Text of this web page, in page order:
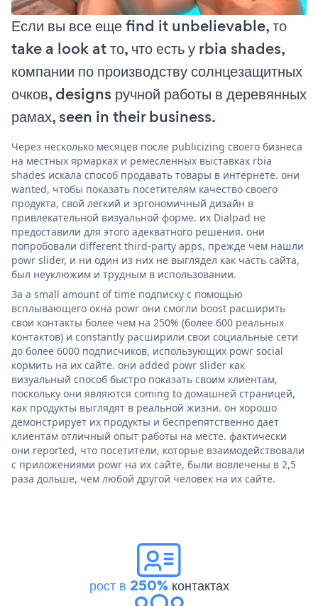
Если вы все еще find it unbelievable, то
take a look at то, что есть у rbia shades,
компании по производству солнцезащитных
очков, designs ручной работы в деревянных
рамах, seen in their business.
Через несколько месяцев после publicizing своего бизнеса
на местных ярмарках и ремесленных выставках rbia
shades искала способ продавать товары в интернете. они
wanted, чтобы показать посетителям качество своего
продукта, свой легкий и эргономичный дизайн в
привлекательной визуальной форме. их Dialpad не
предоставили для этого адекватного решения. они
попробовали different third-party apps, прежде чем нашли
powr slider, и ни один из них не выглядел как часть сайта,
был неуклюжим и трудным в использовании.
За a small amount of time подписку с помощью
всплывающего окна powr они смогли boost расширить
свои контакты более чем на 250% (более 600 реальных
контактов) и constantly расширили свои социальные сети
до более 6000 подписчиков, использующих powr social
кормить на их сайте. они added powr slider как
визуальный способ быстро показать своим клиентам,
поскольку они являются coming to домашней страницей,
как продукты выглядят в реальной жизни. он хорошо
демонстрирует их продукты и беспрепятственно дает
клиентам отличный опыт работы на месте. фактически
они reported, что посетители, которые взаимодействовали
с приложениями powr на их сайте, были вовлечены в 2,5
раза дольше, чем любой другой человек на их сайте.
рост в 250%контактах